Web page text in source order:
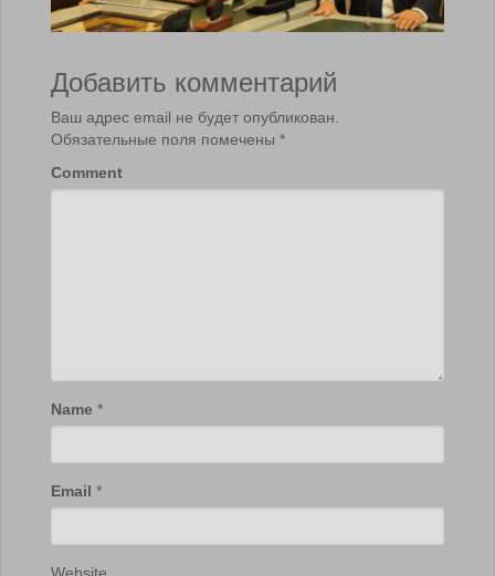
Добавить комментарий
Ваш адрес email не будет опубликован.
Обязательные поля помечены *
Comment
Name *
Email *